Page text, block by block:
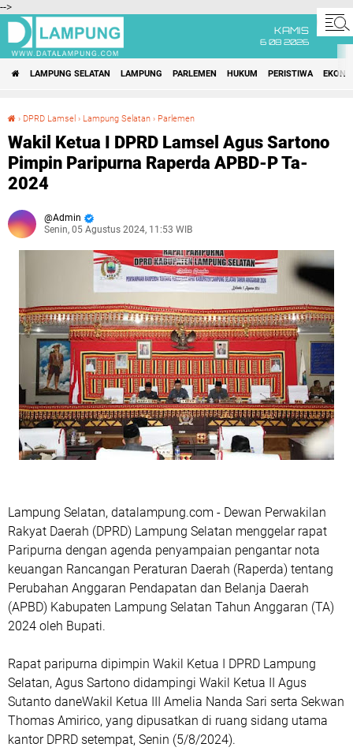
-->
KAMIS
6 08 2026
LAMPUNG SELATAN LAMPUNG PARLEMEN HUKUM PERISTIWA
› DPRD Lamsel › Lampung Selatan › Parlemen
Wakil Ketua I DPRD Lamsel Agus Sartono
Pimpin Paripurna Raperda APBD-P Ta-
2024
Admin
Senin, 05 Agustus 2024, 11:53 WIB
Lampung Selatan, datalampung.com - Dewan Perwakilan
Rakyat Daerah (DPRD) Lampung Selatan menggelar rapat
Paripurna dengan agenda penyampaian pengantar nota
keuangan Rancangan Peraturan Daerah (Raperda) tentang
Perubahan Anggaran Pendapatan dan Belanja Daerah
(APBD) Kabupaten Lampung Selatan Tahun Anggaran (TA)
2024 oleh Bupati.
Rapat paripurna dipimpin Wakil Ketua I DPRD Lampung
Selatan, Agus Sartono didampingi Wakil Ketua II Agus
Sutanto daneWakil Ketua III Amelia Nanda Sari serta Sekwan
Thomas Amirico, yang dipusatkan di ruang sidang utama
kantor DPRD setempat, Senin (5/8/2024).